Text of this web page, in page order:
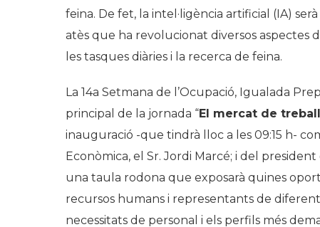
feina. De fet, la intel·ligència artificial (IA)
atès que ha revolucionat diversos aspectes
les tasques diàries i la recerca de feina.
La 14a Setmana de l’Ocupació, Igualada
principal de la jornada “El mercat de
inauguració -que tindrà lloc a les 09:15 h-
Econòmica, el Sr. Jordi Marcé; i del
una taula rodona que exposarà quines
recursos humans i representants de
necessitats de personal i els perfils més